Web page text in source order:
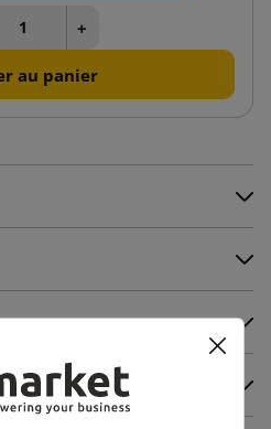
+
au panier